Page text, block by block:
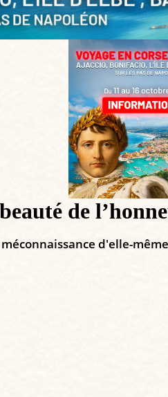
de
d'elle-